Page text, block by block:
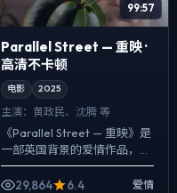
99:57
Parallel Street — 重映 ·
高清不卡顿
电影 2025
主演： 黄政民、沈腾 等
《Parallel Street — 重映》是
一部英国背景的爱情作品，
2025年公映，由徐克执导，
黄政民、沈腾、廖凡等主演。
29,864 6.4 爱情